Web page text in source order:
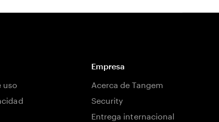
uso
Empresa
Acerca de Tangem
Security
Entrega internacional